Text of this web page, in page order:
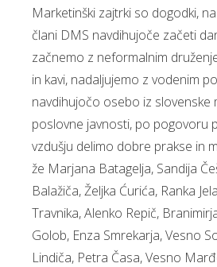
Marketinški zajtrki so dogodki,
člani DMS navdihujoče začeti
začnemo z neformalnim
in kavi, nadaljujemo z vodenim
navdihujočo osebo iz slovenske
poslovne javnosti, po pogovoru
vzdušju delimo dobre prakse in
že Marjana Batagelja, Sandija
Balažiča, Željka Ćurića, Ranka
Travnika, Alenko Repič,
Golob, Enza Smrekarja, Vesno
Lindiča, Petra Časa, Vesno